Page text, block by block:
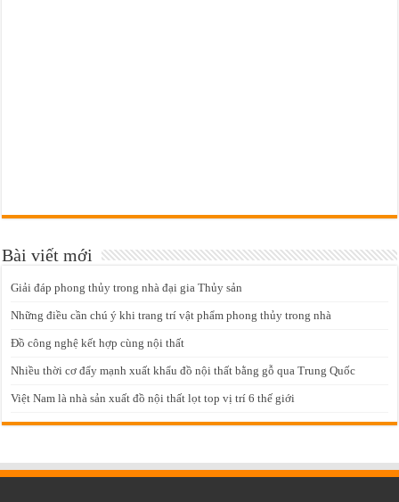
Bài viết mới
Giải đáp phong thủy trong nhà đại gia Thủy sản
Những điều cần chú ý khi trang trí vật phẩm phong thủy trong nhà
Đồ công nghệ kết hợp cùng nội thất
Nhiều thời cơ đẩy mạnh xuất khẩu đồ nội thất bằng gỗ qua Trung Quốc
Việt Nam là nhà sản xuất đồ nội thất lọt top vị trí 6 thế giới